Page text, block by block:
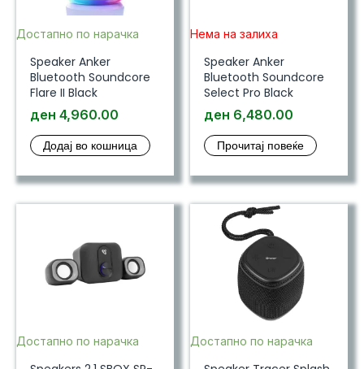
Достапно по нарачка
Speaker Anker
Bluetooth Soundcore
Flare II Black
ден 4,960.00
Додај во кошница
Нема на залиха
Speaker Anker
Bluetooth Soundcore
Select Pro Black
ден 6,480.00
Прочитај повеќе
Достапно по нарачка Достапно по нарачка